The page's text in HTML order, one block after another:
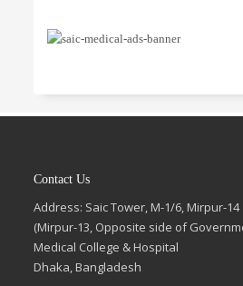
Contact Us
Address: Saic Tower, M-1/6, Mirpur-14
(Mirpur-13, Opposite side of
Medical College & Hospital
Dhaka, Bangladesh